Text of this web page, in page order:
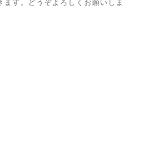
す。どうぞよろしくお願いしま